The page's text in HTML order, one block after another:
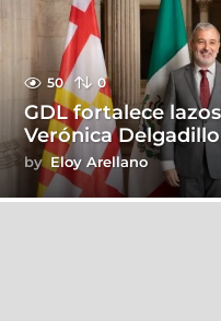
50 0
GDL fortalece
Verónica
by Eloy Arellano